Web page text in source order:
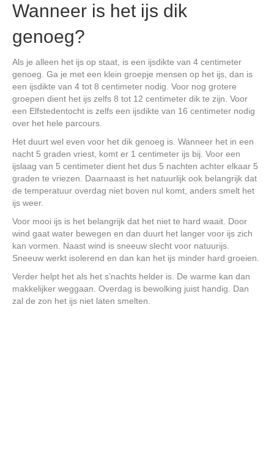
Wanneer is het ijs dik
genoeg?
Als je alleen het ijs op staat, is een ijsdikte van 4 centimeter
genoeg. Ga je met een klein groepje mensen op het ijs, dan is
een ijsdikte van 4 tot 8 centimeter nodig. Voor nog grotere
groepen dient het ijs zelfs 8 tot 12 centimeter dik te zijn. Voor
een Elfstedentocht is zelfs een ijsdikte van 16 centimeter nodig
over het hele parcours.
Het duurt wel even voor het dik genoeg is. Wanneer het in een
nacht 5 graden vriest, komt er 1 centimeter ijs bij. Voor een
ijslaag van 5 centimeter dient het dus 5 nachten achter elkaar 5
graden te vriezen. Daarnaast is het natuurlijk ook belangrijk dat
de temperatuur overdag niet boven nul komt, anders smelt het
ijs weer.
Voor mooi ijs is het belangrijk dat het niet te hard waait. Door
wind gaat water bewegen en dan duurt het langer voor ijs zich
kan vormen. Naast wind is sneeuw slecht voor natuurijs.
Sneeuw werkt isolerend en dan kan het ijs minder hard groeien.
Verder helpt het als het s’nachts helder is. De warme kan dan
makkelijker weggaan. Overdag is bewolking juist handig. Dan
zal de zon het ijs niet laten smelten.